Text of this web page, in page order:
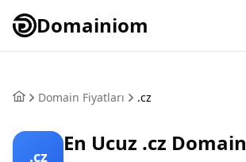
Domainiom
Domain Fiyatları .cz
.cz
En Ucuz .cz Domain